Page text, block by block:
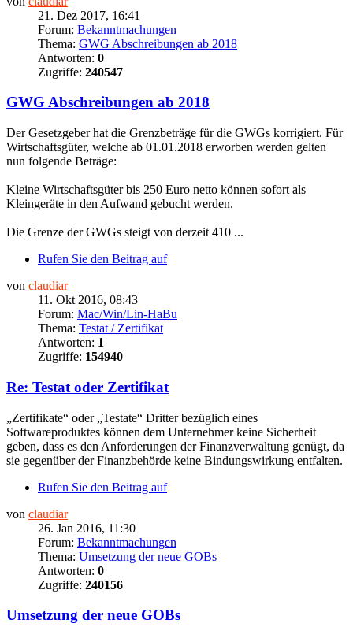
21. Dez 2017, 16:41
Forum: Bekanntmachungen
Thema: GWG Abschreibungen ab 2018
Antworten: 0
Zugriffe: 240547
GWG Abschreibungen ab 2018
Der Gesetzgeber hat die Grenzbeträge für die GWGs korrigiert. Für
Wirtschaftsgüter, welche ab 01.01.2018 erworben werden gelten
nun folgende Beträge:
Kleine Wirtschaftsgüter bis 250 Euro netto können sofort als
Kleingeräte in den Aufwand gebucht werden.
Die Grenze der GWGs steigt von derzeit 410 ...
Rufen Sie den Beitrag auf
von claudiar
11. Okt 2016, 08:43
Forum: Mac/Win/Lin-HaBu
Thema: Testat / Zertifikat
Antworten: 1
Zugriffe: 154940
Re: Testat oder Zertifikat
„Zertifikate“ oder „Testate“ Dritter bezüglich eines
Softwareproduktes können dem Unternehmer keine Sicherheit
geben, dass es den Anforderungen der Finanzverwaltung genügt, da
sie gegenüber der Finanzbehörde keine Bindungswirkung entfalten.
Rufen Sie den Beitrag auf
von claudiar
26. Jan 2016, 11:30
Forum: Bekanntmachungen
Thema: Umsetzung der neue GOBs
Antworten: 0
Zugriffe: 240156
Umsetzung der neue GOBs